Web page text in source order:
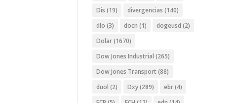
Dis (19) divergencias (140)
dlo (3) docn (1) dogeusd (2)
Dolar(1670)
Dow Jones Industrial (265)
Dow Jones Transport (88)
duol (2) Dxy(289) ebr(4)